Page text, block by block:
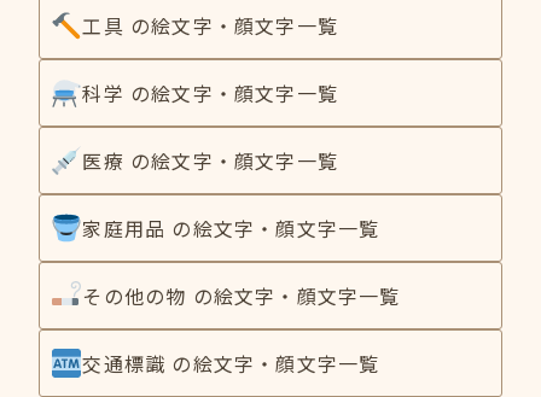
工具 の絵文字・顔文字一覧
科学 の絵文字・顔文字一覧
医療 の絵文字・顔文字一覧
家庭用品 の絵文字・顔文字一覧
その他の物 の絵文字・顔文字一覧
交通標識 の絵文字・顔文字一覧